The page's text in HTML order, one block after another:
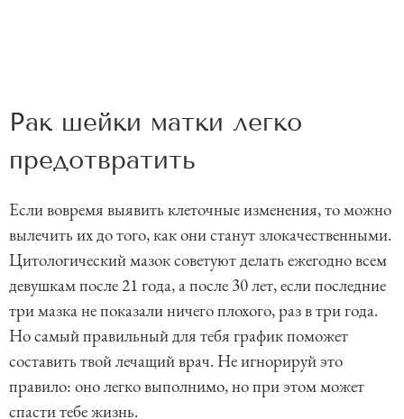
Рак шейки матки легко
предотвратить
Если вовремя выявить клеточные изменения, то можно
вылечить их до того, как они станут злокачественными.
Цитологический мазок советуют делать ежегодно всем
девушкам после 21 года, а после 30 лет, если последние
три мазка не показали ничего плохого, раз в три года.
Но самый правильный для тебя график поможет
составить твой лечащий врач. Не игнорируй это
правило: оно легко выполнимо, но при этом может
спасти тебе жизнь.